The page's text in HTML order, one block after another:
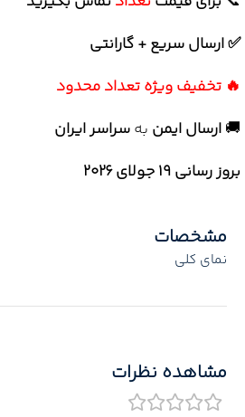
✅ ارسال سریع + گارانتی
🔥 تخفیف ویژه تعداد محدود
🚚ارسال ایمن بهسراسر ایران
بروز رسانی 19 جولای ۲۰۲۶
مشخصات
نمای کلی
مشاهده نظرات